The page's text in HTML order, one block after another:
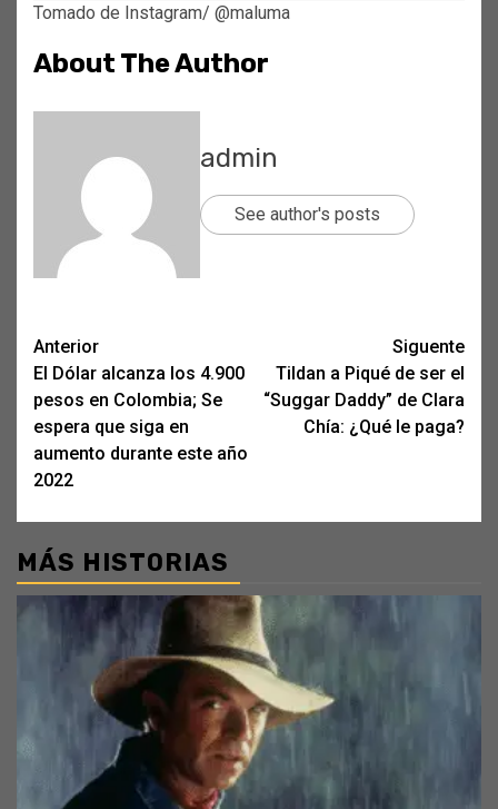
Tomado de Instagram/ @maluma
About The Author
admin
See author's posts
Post
navigation
Anterior
El Dólar alcanza los 4.900
pesos en Colombia; Se
espera que siga en
aumento durante este año
2022
Siguente
Tildan a Piqué de ser el
“Suggar Daddy” de Clara
Chía: ¿Qué le paga?
MÁS HISTORIAS